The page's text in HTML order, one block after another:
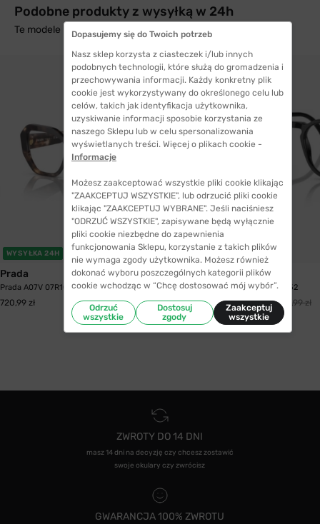
Podobne produkty z wysyłką w 24h
Te modele mogą Cię zainteresować
WYSYŁKA 24H
Prada
Prada A07V 07R1O1 52
720,99 zł
WYSYŁKA 24H
Persol
Persol 3337V 95 52
579,99 zł 987,99 zł
ZWROTY DO 14 DNI
masz 14 dni na decyzję czy chcesz zostawić
swoje okulary czy zwrócisz
GWARANCJA 100% ZWROTU
Dopasujemy się do Twoich potrzeb
Nasz sklep korzysta z ciasteczek i/lub innych
podobnych technologii, które służą do gromadzenia i
przechowywania informacji. Każdy konkretny plik
cookie jest wykorzystywany do określonego celu lub
celów, takich jak identyfikacja użytkownika,
uzyskiwanie informacji sposobie korzystania ze
naszego Sklepu lub w celu spersonalizowania
wyświetlanych treści. Więcej o plikach cookie -
Informacje
Możesz zaakceptować wszystkie pliki cookie klikając
"ZAAKCEPTUJ WSZYSTKIE", lub odrzucić pliki cookie
klikając "ZAAKCEPTUJ WYBRANE". Jeśli naciśniesz
"ODRZUĆ WSZYSTKIE", zapisywane będą wyłącznie
pliki cookie niezbędne do zapewnienia
funkcjonowania Sklepu, korzystanie z takich plików
nie wymaga zgody użytkownika. Możesz również
dokonać wyboru poszczególnych kategorii plików
cookie wchodząc w “Chcę dostosować mój wybór”.
Odrzuć
wszystkie
Dostosuj
zgody
Zaakceptuj
wszystkie